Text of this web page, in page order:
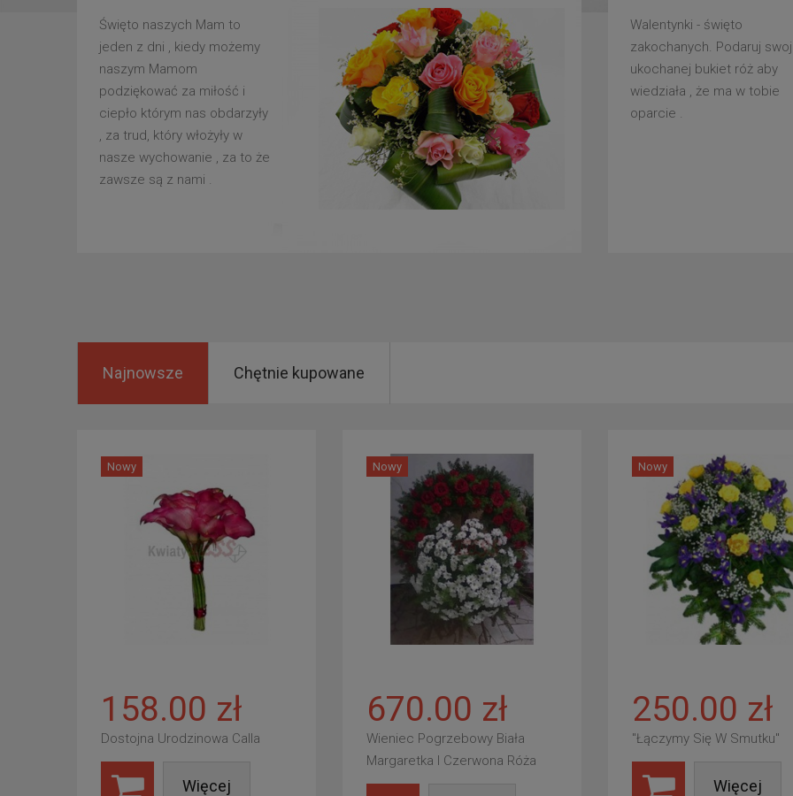
Święto naszych Mam to
jeden z dni , kiedy możemy
naszym Mamom
podziękować za miłość i
ciepło którym nas obdarzyły
, za trud, który włożyły w
nasze wychowanie , za to że
zawsze są z nami .
Walentynki - święto
zakochanych. Podaruj
ukochanej bukiet róż aby
wiedziała , że ma w tobie
oparcie .
Najnowsze Chętnie kupowane
Nowy
158.00 zł
Dostojna Urodzinowa Calla
Więcej
Nowy
670.00 zł
Wieniec Pogrzebowy Biała
Margaretka I Czerwona Róża
Nowy
250.00 zł
"Łączymy Się W Smutku"
Więcej